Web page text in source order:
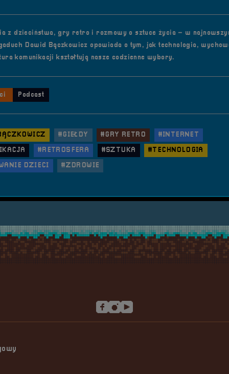
z dzieciństwa, gry retro i rozmowy o sztuce życia – w
Dawid Bączkowicz opowiada o tym, jak technologia,
komunikacji kształtują nasze codzienne wybory.
Podcast
#GIEŁDY #GRY RETRO
#INTERNET
#RETROSFERA #SZTUKA
#TECHNOLOGIA
DZIECI
#ZDROWIE